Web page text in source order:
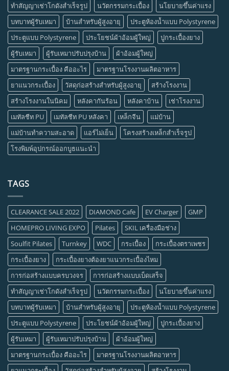
ทำสัญญาเช่าโกดังสำเร็จรูป
นวัตกรรมกระเบื้อง
นโยบายขึ้นค่าแรง
บทบาทผู้รับเหมา
บ้านสำหรับผู้สูงอายุ
ประตูห้องน้ำแบบ Polystyrene
ประตูแบบ Polystyrene
ประโยชน์ผ้าอ้อมผู้ใหญ่
ปูกระเบื้องยาง
ผู้รับเหมา
ผู้รับเหมาปรับปรุงบ้าน
ผ้าอ้อมผู้ใหญ่
มาตรฐานกระเบื้อง คืออะไร
มาตรฐานโรงงานผลิตอาหาร
ยาแนวกระเบื้อง
วัสดุก่อสร้างสำหรับผู้สูงอายุ
สร้างโรงงาน
สร้างโรงงานในนิคม
หลังคากันร้อน หลังคาบ้าน
เช่าโรงงาน
เมทัลชีท PU
เมทัลชีท PU หลังคา เหล็กจีน
แม่บ้าน
แม่บ้านทำความสะอาด
แอร์ไม่เย็น
โครงสร้างเหล็กสำเร็จรูป
โรงพิมพ์อุปกรณ์ออกบูธแนะนำ
TAGS
CLEARANCE SALE 2022 DIAMOND Cafe EV Charger
GMP
HOMEPRO LIVING EXPO
Pilates
SKIL เครื่องมือช่าง
Soulfit Pilates
Turnkey WDC กระเบื้อง
กระเบื้องตราเพชร
กระเบื้องยาง
กระเบื้องยางต้องยาแนวกระเบื้องไหม
การก่อสร้างแบบครบวงจร
การก่อสร้างแบบเบ็ดเสร็จ
ทำสัญญาเช่าโกดังสำเร็จรูป
นวัตกรรมกระเบื้อง
นโยบายขึ้นค่าแรง
บทบาทผู้รับเหมา
บ้านสำหรับผู้สูงอายุ
ประตูห้องน้ำแบบ Polystyrene
ประตูแบบ Polystyrene
ประโยชน์ผ้าอ้อมผู้ใหญ่
ปูกระเบื้องยาง
ผู้รับเหมา
ผู้รับเหมาปรับปรุงบ้าน
ผ้าอ้อมผู้ใหญ่
มาตรฐานกระเบื้อง คืออะไร
มาตรฐานโรงงานผลิตอาหาร